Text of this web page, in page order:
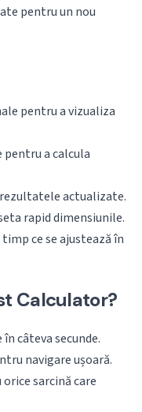
pentru un nou
pentru a vizualiza
a calcula
actualizate.
rapid dimensiunile.
ce se ajustează în
Calculator?
în câteva secunde.
navigare ușoară.
sarcină care